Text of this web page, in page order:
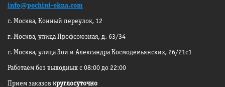
info@pochini-okna.com
г. Москва, Конный переулок, 12
г. Москва, улица Профсоюзная, д. 63/34
г. Москва, улица Зои и АлександраКосмодемьянских, 26/21с1
Работаем без выходных с 08:00 до 22:00
Прием заказов круглосуточно